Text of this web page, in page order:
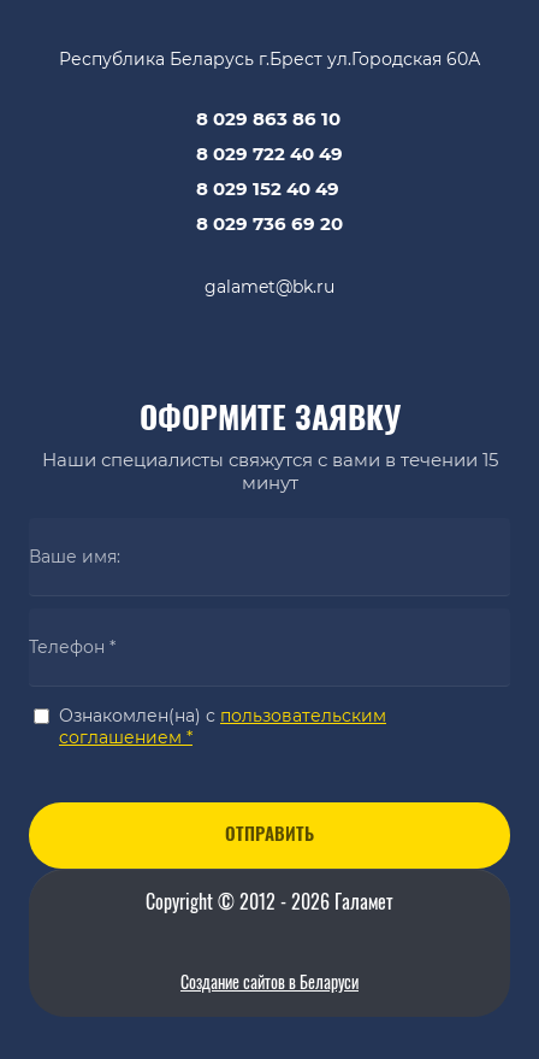
Республика Беларусь г.Брест ул.Городская 60А
8 029 863 86 10
8 029 722 40 49
8 029 152 40 49
8 029 736 69 20
galamet@bk.ru
ОФОРМИТЕ ЗАЯВКУ
Наши специалисты свяжутся с вами в течении 15
минут
Ознакомлен(на) с пользовательским
соглашением *
ОТПРАВИТЬ
Copyright © 2012 - 2026 Галамет
Создание сайтов в Беларуси